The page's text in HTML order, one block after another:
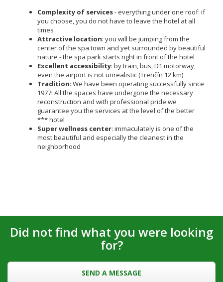
Complexity of services- everything under one roof: if
you choose, you do not have to leave the hotel at all
times
Attractive location: you will be jumping from the
center of the spa town and yet surrounded by beautiful
nature - the spa park starts right in front of the hotel
Excellent accessibility: by train, bus, D1 motorway,
even the airport is not unrealistic (Trenčín 12 km)
Tradition: We have been operating successfully since
1977! All the spaces have undergone the necessary
reconstruction and with professional pride we
guarantee you the services at the level of the better
*** hotel
Super wellness center: immaculately is one of the
most beautiful and especially the cleanest in the
neighborhood
Did not find what you were looking
for?
SEND A MESSAGE